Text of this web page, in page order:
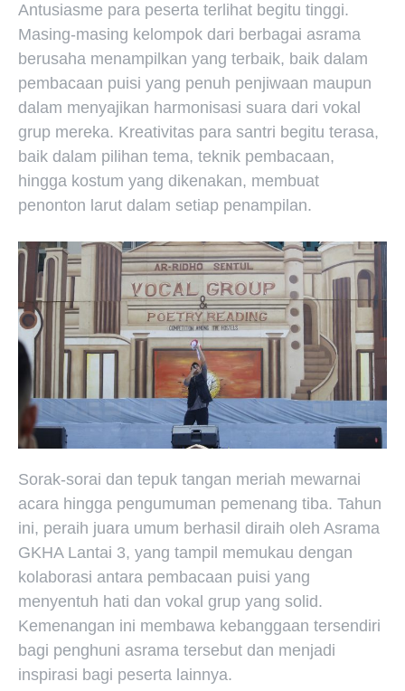
Antusiasme para peserta terlihat begitu tinggi.
Masing-masing kelompok dari berbagai asrama
berusaha menampilkan yang terbaik, baik dalam
pembacaan puisi yang penuh penjiwaan maupun
dalam menyajikan harmonisasi suara dari vokal
grup mereka. Kreativitas para santri begitu terasa,
baik dalam pilihan tema, teknik pembacaan,
hingga kostum yang dikenakan, membuat
penonton larut dalam setiap penampilan.
Sorak-sorai dan tepuk tangan meriah mewarnai
acara hingga pengumuman pemenang tiba. Tahun
ini, peraih juara umum berhasil diraih oleh Asrama
GKHA Lantai 3, yang tampil memukau dengan
kolaborasi antara pembacaan puisi yang
menyentuh hati dan vokal grup yang solid.
Kemenangan ini membawa kebanggaan tersendiri
bagi penghuni asrama tersebut dan menjadi
inspirasi bagi peserta lainnya.